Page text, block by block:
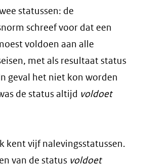
statussen: de
schreef voor dat een
voldoen aan alle
met als resultaat status
geval het niet kon worden
de status altijd voldoet
kent vijf nalevingsstatussen.
van de status voldoet